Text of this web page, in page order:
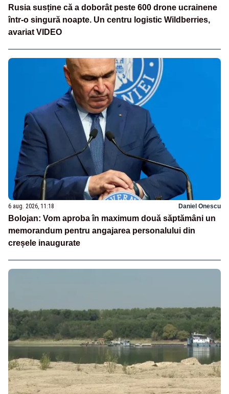
Rusia susține că a doborât peste 600 drone ucrainene
într-o singură noapte. Un centru logistic Wildberries,
avariat VIDEO
6 aug. 2026, 11:18 Daniel Onescu
Bolojan: Vom aproba în maximum două săptămâni un
memorandum pentru angajarea personalului din
creșele inaugurate